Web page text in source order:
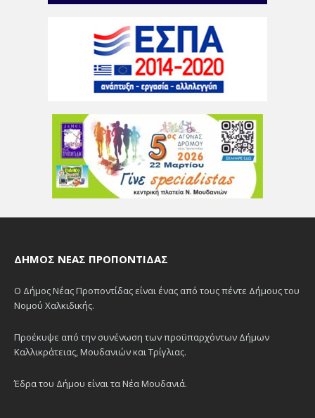
ΔΉΜΟΣ ΝΈΑΣ ΠΡΟΠΟΝΤΊΔΑΣ
Ο Δήμος Νέας Προποντίδας είναι ένας από τους πέντε Δήμους του
Νομού Χαλκιδικής.
Προέκυψε από την συνένωση των προϋπαρχόντων Δήμων
Καλλικράτειας, Μουδανιών και Τρίγλιας.
Έδρα του Δήμου είναι τα Νέα Μουδανιά.